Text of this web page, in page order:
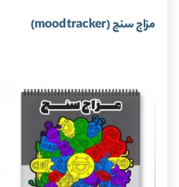
مزاج سنج (mood tracker)